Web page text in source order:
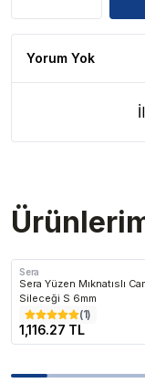
Yorum Yok
Sera
Sera Yüzen Mıknatıslı
Sileceği S 6mm
(1)
1,116.27 TL